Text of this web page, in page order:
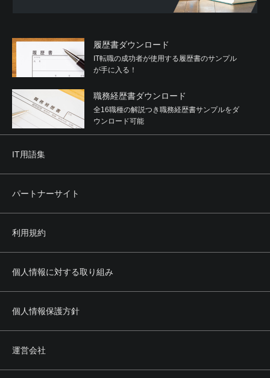
履歴書ダウンロード
IT転職の成功者が使用する履歴書のサンプル
が手に入る！
職務経歴書ダウンロード
全16職種の解説つき職務経歴書サンプルをダ
ウンロード可能
IT用語集
パートナーサイト
利用規約
個人情報に対する取り組み
個人情報保護方針
運営会社